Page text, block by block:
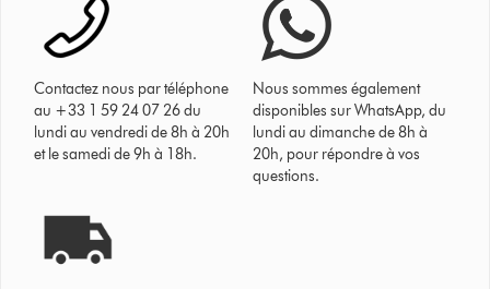
Contactez nous par téléphone
au +33 1 59 24 07 26 du
lundi au vendredi de 8h à 20h
et le samedi de 9h à 18h.
Nous sommes également
disponibles sur WhatsApp, du
lundi au dimanche de 8h à
20h, pour répondre à vos
questions.